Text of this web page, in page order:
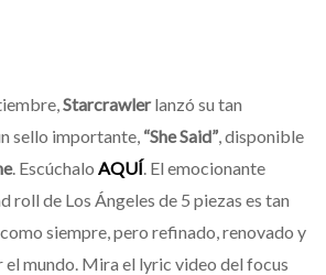
Starcrawlerlanzó su tan
sello importante, “She Said” , disponible
. Escúchalo AQUÍ. El emocionante
roll de Los Ángeles de 5 piezas es tan
siempre, pero refinado, renovado y
mundo. Mira el lyric video del focus